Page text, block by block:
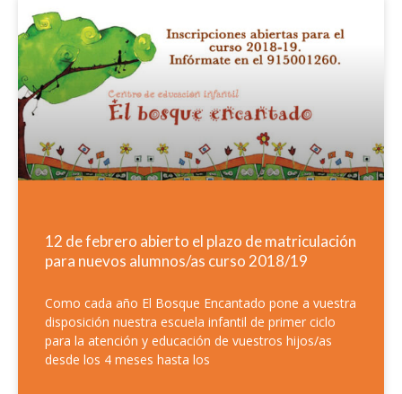
12 de febrero abierto el plazo de matriculación
para nuevos alumnos/as curso 2018/19
Como cada año El Bosque Encantado pone a vuestra
disposición nuestra escuela infantil de primer ciclo
para la atención y educación de vuestros hijos/as
desde los 4 meses hasta los